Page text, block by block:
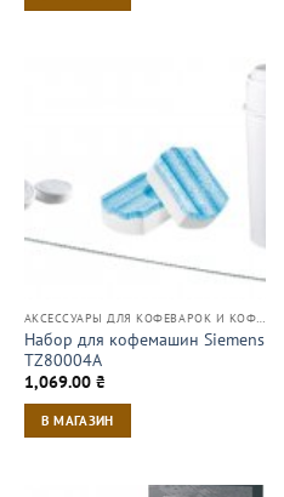
АКСЕССУАРЫ ДЛЯ КОФЕВАРОК И КОФЕМАШИН
Набор для кофемашин Siemens
TZ80004A
1,069.00 ₴
В МАГАЗИН